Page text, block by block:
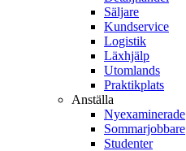
Säljare
Kundservice
Logistik
Läxhjälp
Utomlands
Praktikplats
Anställa
Nyexaminerade
Sommarjobbare
Studenter